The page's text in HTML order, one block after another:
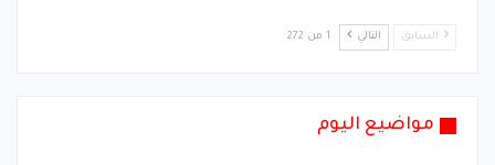
السابق التالي 1 من 272
مواضيع اليوم